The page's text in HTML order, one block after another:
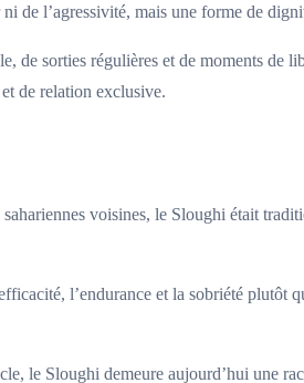
de l’agressivité, mais une forme de
de sorties régulières et de moments
de relation exclusive.
voisines, le Sloughi était
l’endurance et la sobriété plutôt
le Sloughi demeure aujourd’hui une